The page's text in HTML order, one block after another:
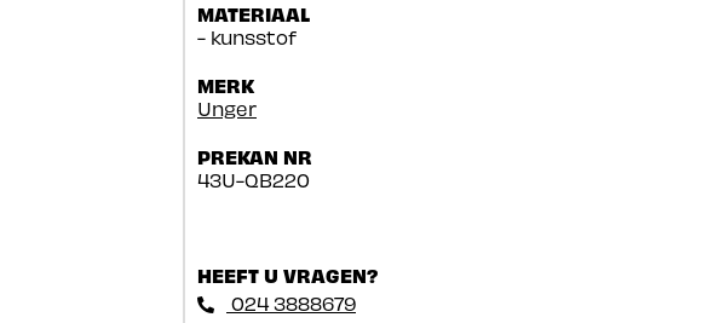
MATERIAAL
- kunsstof
MERK
Unger
PREKAN NR
43U-QB220
HEEFT U VRAGEN?
024 3888679